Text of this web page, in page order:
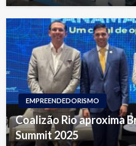
EMPREENDEDORISMO
Coalizão Rio aproxima
Summit 2025